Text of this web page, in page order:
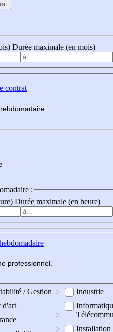
Durée maximale (en mois)
contrat
madaire
:
Durée maximale (en heure)
professionnel
/ Gestion
d'art
Industrie
Installation